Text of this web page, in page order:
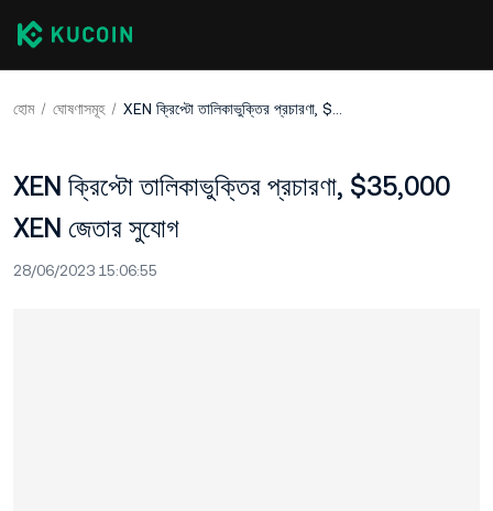
হোম ঘোষণাসমূহ XEN ক্রিপ্টো তালিকাভুক্তির প্রচারণা, $35,000 XEN জেতার সুযোগ
XEN ক্রিপ্টো তালিকাভুক্তির প্রচারণা, $35,000
XEN জেতার সুযোগ
28/06/2023 15:06:55